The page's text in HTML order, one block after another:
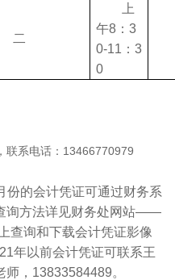
二
上
午8：3
0-11：3
0
话：13466770979
份的会计凭证可通过财务系
询方法详见财务处网站——
查询和下载会计凭证影像
年以前会计凭证可联系王
，13833584489。